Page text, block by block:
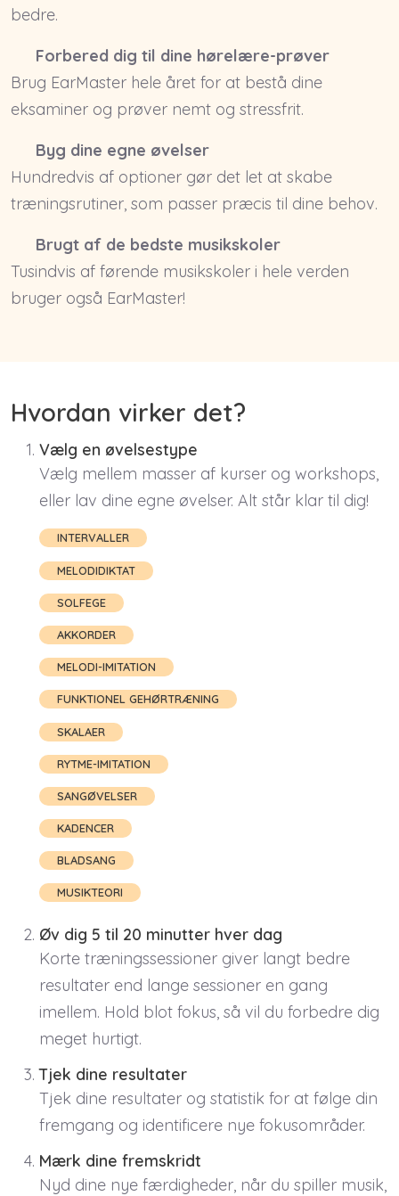
bedre.
Forbered dig til dine hørelære-prøver
Brug EarMaster hele året for at bestå dine
eksaminer og prøver nemt og stressfrit.
Byg dine egne øvelser
Hundredvis af optioner gør det let at skabe
træningsrutiner, som passer præcis til dine behov.
Brugt af de bedste musikskoler
Tusindvis af førende musikskoler i hele verden
bruger også EarMaster!
Hvordan virker det?
Vælg en øvelsestype
Vælg mellem masser af kurser og workshops,
eller lav dine egne øvelser. Alt står klar til dig!
INTERVALLER
MELODIDIKTAT
SOLFEGE
AKKORDER
MELODI-IMITATION
FUNKTIONEL GEHØRTRÆNING
SKALAER
RYTME-IMITATION
SANGØVELSER
KADENCER
BLADSANG
MUSIKTEORI
Øv dig 5 til 20 minutter hver dag
Korte træningssessioner giver langt bedre
resultater end lange sessioner en gang
imellem. Hold blot fokus, så vil du forbedre dig
meget hurtigt.
Tjek dine resultater
Tjek dine resultater og statistik for at følge din
fremgang og identificere nye fokusområder.
Mærk dine fremskridt
Nyd dine nye færdigheder, når du spiller musik,